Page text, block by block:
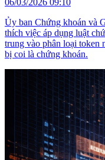
Ủy ban Chứng khoán và
thích việc áp dụng luật
trung vào phân loại token
bị coi là chứng khoán.